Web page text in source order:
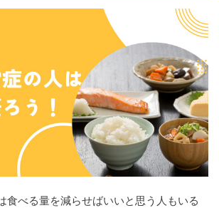
食べる量を減らせばいいと思う人もいる